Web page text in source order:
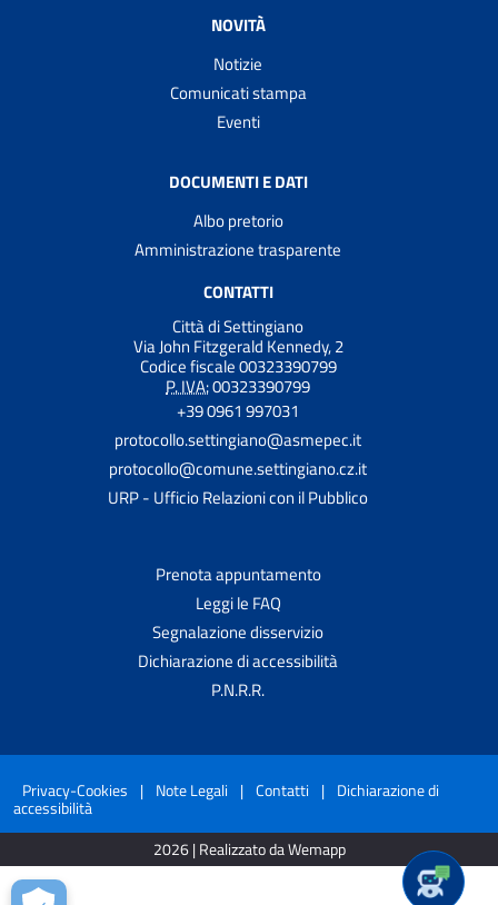
NOVITÀ
Notizie
Comunicati stampa
Eventi
DOCUMENTI E DATI
Albo pretorio
Amministrazione trasparente
CONTATTI
Città di Settingiano
Via John Fitzgerald Kennedy, 2
Codice fiscale 00323390799
P. IVA:00323390799
+39 0961 997031
protocollo.settingiano@asmepec.it
protocollo@comune.settingiano.cz.it
URP - Ufficio Relazioni con il Pubblico
Prenota appuntamento
Leggi le FAQ
Segnalazione disservizio
Dichiarazione di accessibilità
P.N.R.R.
Privacy-Cookies | Note Legali | Contatti | Dichiarazione di
accessibilità
2026 | Realizzato da Wemapp